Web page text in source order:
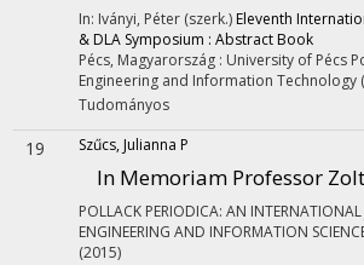
In: Iványi, Péter (szerk.) Eleventh
& DLA Symposium : Abstract Book
Pécs, Magyarország : University of Pécs
Engineering and Information Technology
Tudományos
19 Szűcs, Julianna P
In Memoriam Professor
POLLACK PERIODICA: AN
ENGINEERING AND INFORMATION
(2015)